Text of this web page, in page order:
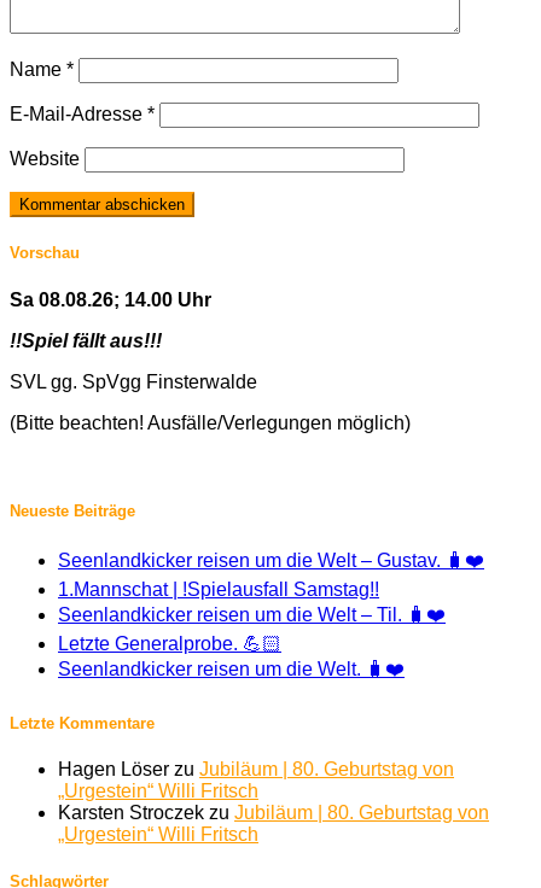
Name *
E-Mail-Adresse *
Website
Vorschau
Sa 08.08.26; 14.00 Uhr
!!Spiel fällt aus!!!
SVL gg. SpVgg Finsterwalde
(Bitte beachten! Ausfälle/Verlegungen möglich)
Neueste Beiträge
Seenlandkicker reisen um die Welt – Gustav. 🧳❤️
1.Mannschat | !Spielausfall Samstag!!
Seenlandkicker reisen um die Welt – Til. 🧳❤️
Letzte Generalprobe. 💪🏻
Seenlandkicker reisen um die Welt. 🧳❤️
Letzte Kommentare
Hagen Löser zu Jubiläum | 80. Geburtstag von
„Urgestein“ Willi Fritsch
Karsten Stroczek zu Jubiläum | 80. Geburtstag von
„Urgestein“ Willi Fritsch
Schlagwörter